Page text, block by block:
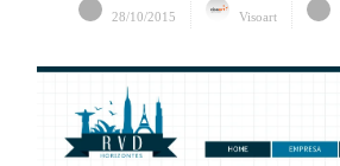
28/10/2015 Visoart